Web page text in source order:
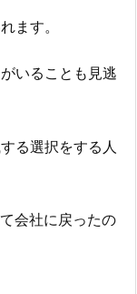
ます。
いることも見逃
る選択をする人
会社に戻ったの